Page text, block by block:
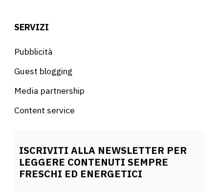
SERVIZI
Pubblicità
Guest blogging
Media partnership
Content service
ISCRIVITI ALLA NEWSLETTER PER
LEGGERE CONTENUTI SEMPRE
FRESCHI ED ENERGETICI